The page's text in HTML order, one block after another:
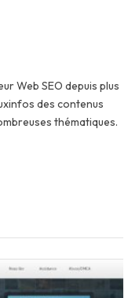
Web SEO depuis plus
des contenus
thématiques.